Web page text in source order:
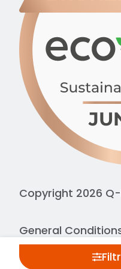
variante
blocchi.
Avete dubbi
fondo sia
di magazzino?
saremo lieti di
Copyright 2026
General
cookie|